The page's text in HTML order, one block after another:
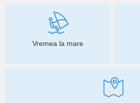
Vremea la mare